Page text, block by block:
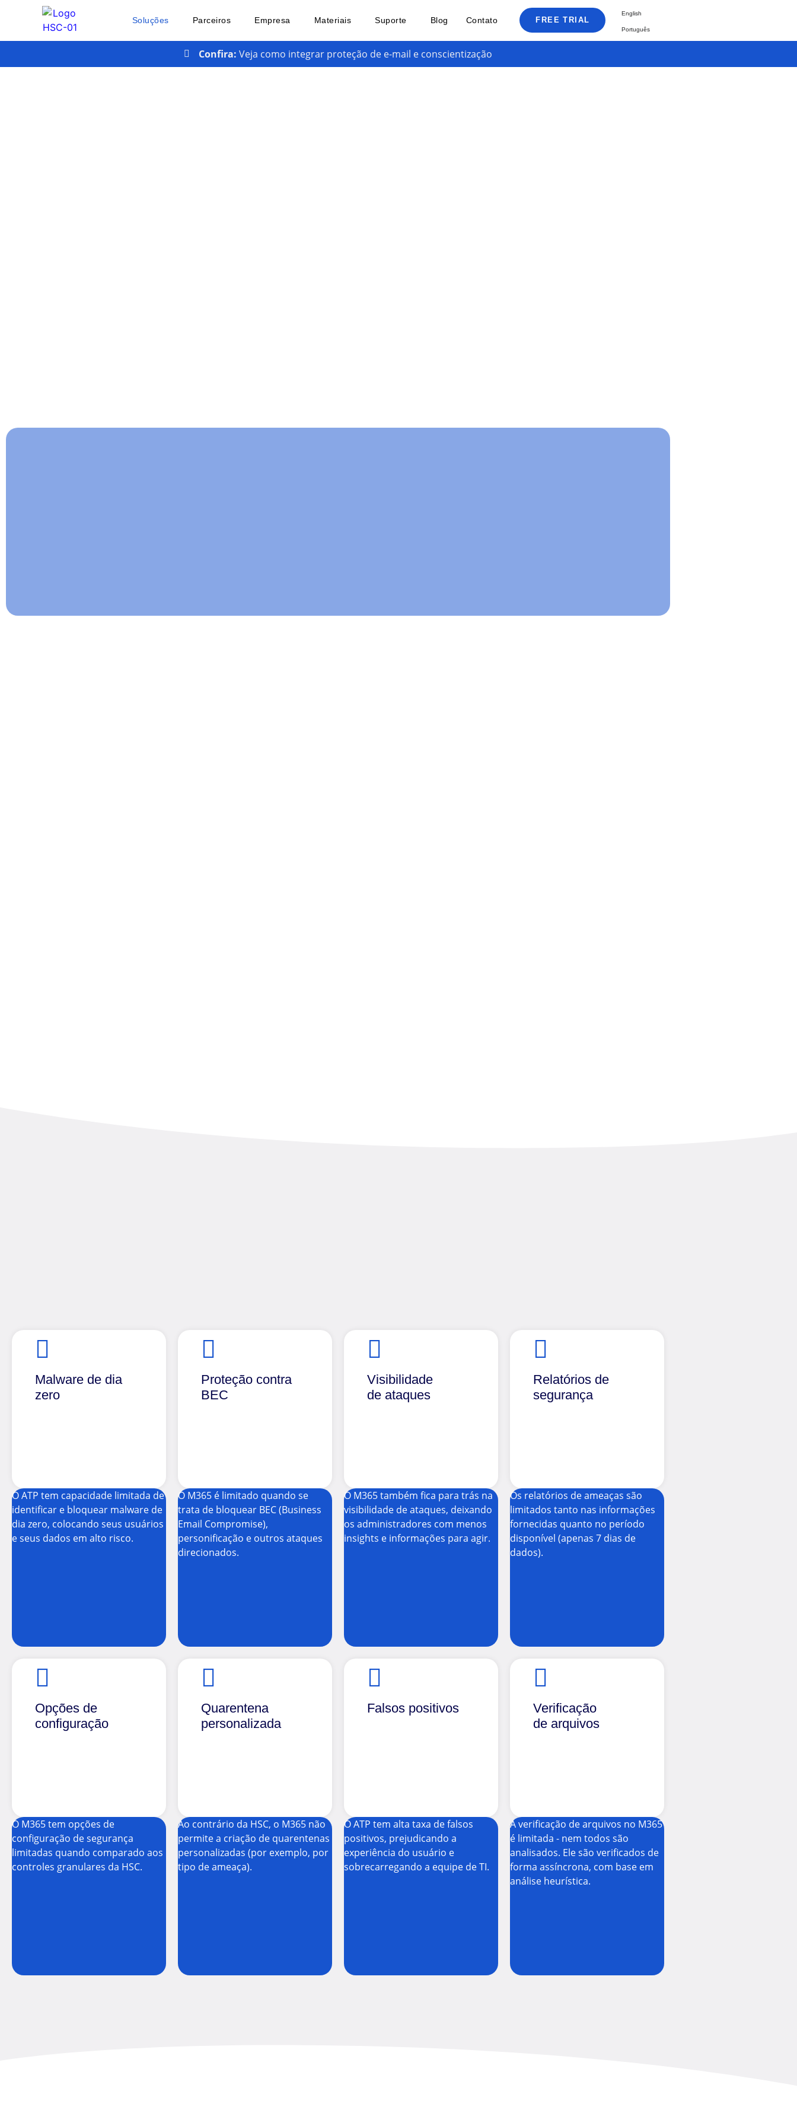
Soluções Parceiros Empresa Materiais Suporte Blog Contato FREE TRIAL
English
Português
Confira: Veja como integrar proteção de e-mail e conscientização
Malware de dia
zero
O ATP tem capacidade limitada de
identificar e bloquear malware de
dia zero, colocando seus usuários
e seus dados em alto risco.
Proteção contra
BEC
O M365 é limitado quando se
trata de bloquear BEC (Business
Email Compromise),
personificação e outros ataques
direcionados.
Visibilidade
de ataques
O M365 também fica para trás na
visibilidade de ataques, deixando
os administradores com menos
insights e informações para agir.
Relatórios de
segurança
Os relatórios de ameaças são
limitados tanto nas informações
fornecidas quanto no período
disponível (apenas 7 dias de
dados).
Opções de
configuração
O M365 tem opções de
configuração de segurança
limitadas quando comparado aos
controles granulares da HSC.
Quarentena
personalizada
Ao contrário da HSC, o M365 não
permite a criação de quarentenas
personalizadas (por exemplo, por
tipo de ameaça).
Falsos positivos
O ATP tem alta taxa de falsos
positivos, prejudicando a
experiência do usuário e
sobrecarregando a equipe de TI.
Verificação
de arquivos
A verificação de arquivos no M365
é limitada - nem todos são
analisados. Ele são verificados de
forma assíncrona, com base em
análise heurística.